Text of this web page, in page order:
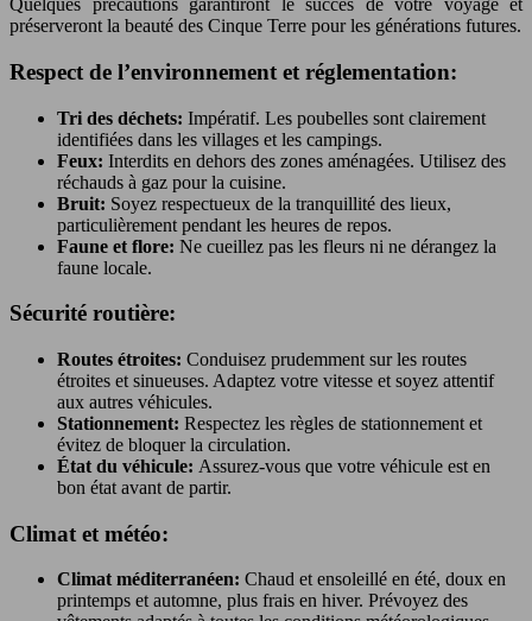
Quelques précautions garantiront le succès de votre voyage et
préserveront la beauté des Cinque Terre pour les générations futures.
Respect de l’environnement et réglementation:
Tri des déchets: Impératif. Les poubelles sont clairement
identifiées dans les villages et les campings.
Feux: Interdits en dehors des zones aménagées. Utilisez des
réchauds à gaz pour la cuisine.
Bruit: Soyez respectueux de la tranquillité des lieux,
particulièrement pendant les heures de repos.
Faune et flore: Ne cueillez pas les fleurs ni ne dérangez la
faune locale.
Sécurité routière:
Routes étroites: Conduisez prudemment sur les routes
étroites et sinueuses. Adaptez votre vitesse et soyez attentif
aux autres véhicules.
Stationnement: Respectez les règles de stationnement et
évitez de bloquer la circulation.
État du véhicule: Assurez-vous que votre véhicule est en
bon état avant de partir.
Climat et météo:
Climat méditerranéen: Chaud et ensoleillé en été, doux en
printemps et automne, plus frais en hiver. Prévoyez des